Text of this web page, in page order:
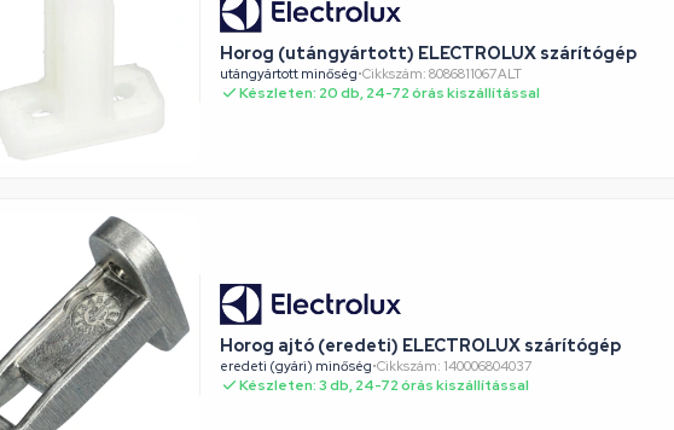
Horog (utángyártott) ELECTROLUX szárítógép
utángyártott minőség•Cikkszám: 8086811067ALT
Készleten: 20 db, 24-72 órás kiszállítással
Horog ajtó (eredeti) ELECTROLUX szárítógép
eredeti (gyári) minőség•Cikkszám: 140006804037
Készleten: 3 db, 24-72 órás kiszállítással